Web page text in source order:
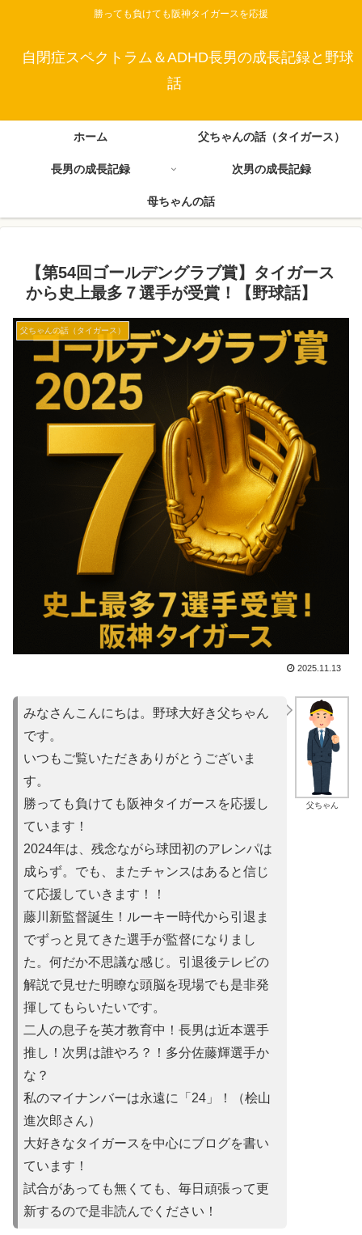
勝っても負けても阪神タイガースを応援
自閉症スペクトラム＆ADHD長男の成長記録と野球
話
ホーム 父ちゃんの話（タイガース）
長男の成長記録 次男の成長記録
母ちゃんの話
【第54回ゴールデングラブ賞】タイガース
から史上最多７選手が受賞！【野球話】
父ちゃんの話（タイガース）
2025.11.13
父ちゃん
みなさんこんにちは。野球大好き父ちゃん
です。
いつもご覧いただきありがとうございま
す。
勝っても負けても阪神タイガースを応援し
ています！
2024年は、残念ながら球団初のアレンパは
成らず。でも、またチャンスはあると信じ
て応援していきます！！
藤川新監督誕生！ルーキー時代から引退ま
でずっと見てきた選手が監督になりまし
た。何だか不思議な感じ。引退後テレビの
解説で見せた明瞭な頭脳を現場でも是非発
揮してもらいたいです。
二人の息子を英才教育中！長男は近本選手
推し！次男は誰やろ？！多分佐藤輝選手か
な？
私のマイナンバーは永遠に「24」！（桧山
進次郎さん）
大好きなタイガースを中心にブログを書い
ています！
試合があって も無くても、毎日頑張って更
新するので是非読んでください！